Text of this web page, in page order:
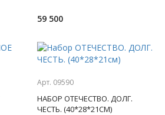
историческом
59 500
Арт. 09590
НАБОР ОТЕЧЕСТВО. ДОЛГ.
ЧЕСТЬ. (40*28*21СМ)